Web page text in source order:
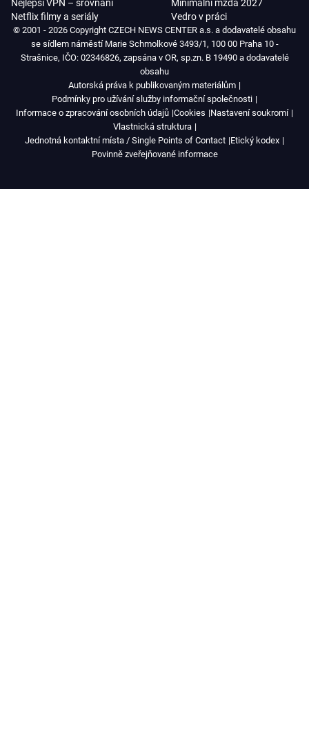
Nejlepší VPN – srovnání
Netflix filmy a seriály
Minimální mzda 2027
Vedro v práci
© 2001 - 2026 Copyright CZECH NEWS CENTER a.s. a dodavatelé obsahu
se sídlem náměstí Marie Schmolkové 3493/1, 100 00 Praha 10 -
Strašnice, IČO: 02346826, zapsána v OR, sp.zn. B 19490 a dodavatelé
obsahu
Autorská práva k publikovaným materiálům
Podmínky pro užívání služby informační společnosti
Informace o zpracování osobních údajů Cookies Nastavení soukromí
Vlastnická struktura
Jednotná kontaktní místa / Single Points of Contact Etický kodex
Povinně zveřejňované informace